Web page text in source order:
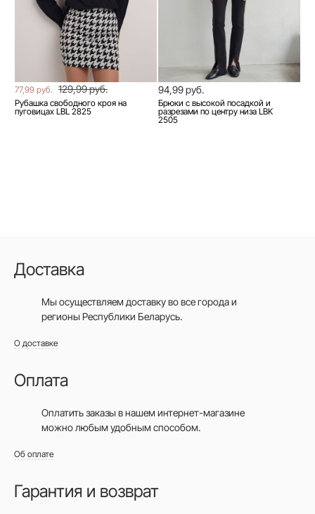
77,99 руб. 129,99 руб.
Рубашка свободного кроя на
пуговицах LBL 2825
94,99 руб.
Брюки с высокой посадкой и
разрезами по центру низа LBK
2505
Доставка
Мы осуществляем доставку во все городаи
регионы Республики Беларусь.
О доставке
Оплата
Оплатить заказы в нашем интернет-магазине
можно любым удобным способом.
Об оплате
Гарантия и возврат